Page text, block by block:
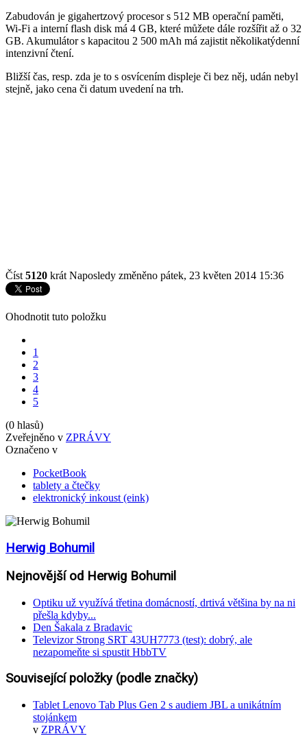
Zabudován je gigahertzový procesor s 512 MB operační paměti,
Wi-Fi a interní flash disk má 4 GB, které můžete dále rozšířit až o 32
GB. Akumulátor s kapacitou 2 500 mAh má zajistit několikatýdenní
intenzivní čtení.
Bližší čas, resp. zda je to s osvícením displeje či bez něj, udán nebyl
stejně, jako cena či datum uvedení na trh.
Číst 5120 krát Naposledy změněno pátek, 23 květen 2014 15:36
Ohodnotit tuto položku
1
2
3
4
5
(0 hlasů)
Zveřejněno v ZPRÁVY
Označeno v
PocketBook
tablety a čtečky
elektronický inkoust (eink)
Herwig Bohumil
Nejnovější od Herwig Bohumil
Optiku už využívá třetina domácností, drtivá většina by na ni
přešla kdyby...
Den Šakala z Bradavic
Televizor Strong SRT 43UH7773 (test): dobrý, ale
nezapomeňte si spustit HbbTV
Související položky (podle značky)
Tablet Lenovo Tab Plus Gen 2 s audiem JBL a unikátním
stojánkem
v ZPRÁVY